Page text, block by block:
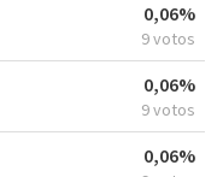
0,06%
9 votos
0,06%
9 votos
0,06%